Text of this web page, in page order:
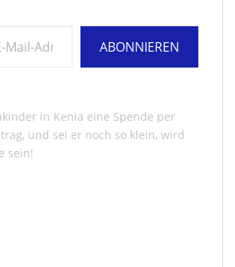
ABONNIEREN
in Kenia eine Spende per
und sei er noch so klein, wird
sein!